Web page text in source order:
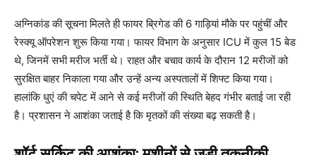
अग्निकांड की सूचना मिलते ही फायर ब्रिगेड की 6 गाड़ियां मौके पर पहुंचीं और
रेस्क्यू ऑपरेशन शुरू किया गया। फायर विभाग के अनुसार ICU में कुल 15 बेड
थे, जिनमें सभी मरीज भर्ती थे। राहत और बचाव कार्य के दौरान 12 मरीजों को
सुरक्षित बाहर निकाला गया और उन्हें अन्य अस्पतालों में शिफ्ट किया गया।
हालांकि धुएं की चपेट में आने से कई मरीजों की स्थिति बेहद गंभीर बताई जा रही
है। प्रशासन ने आशंका जताई है कि मृतकों की संख्या बढ़ सकती है।